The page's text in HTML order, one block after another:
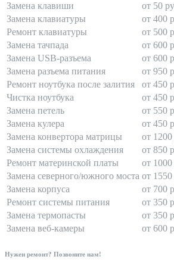
Замена клавиши
от 50
Замена клавиатуры
от 400
Ремонт клавиатуры
от 500
Замена тачпада
от 600
Замена USB-разъема
от 600
Замена разъема питания
от 950
Ремонт ноутбука после залития
от 450
Чистка ноутбука
от 450
Замена петель
от 550
Замена кулера
от 450
Замена конвертора матрицы
от 1200
Замена системы охлаждения
от 850
Ремонт материнской платы
от 1000
Замена северного/южного моста от 1550
Замена корпуса
от 700
Ремонт системы питания
от 350
Замена термопасты
от 350
Замена веб-камеры
от 600
Нужен ремонт? Позвоните нам!